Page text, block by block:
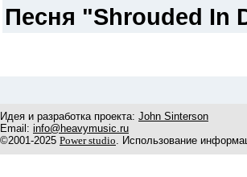
Песня "Shrouded In
Идея и разработка проекта: John Sinterson
Email: info@heavymusic.ru
©2001-2025 Power studio. Использование